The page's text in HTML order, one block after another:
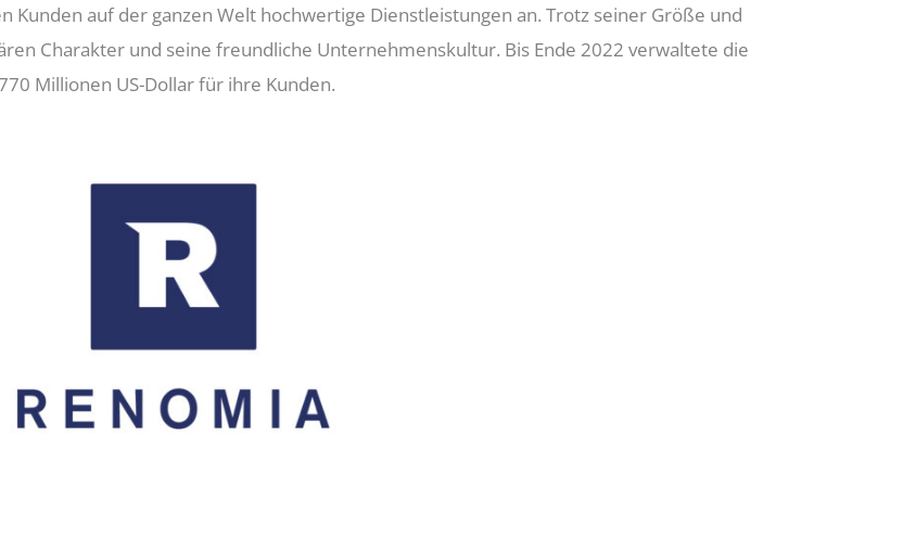
Kunden auf der ganzen Welt hochwertige Dienstleistungen an. Trotz seiner Größe und
Charakter und seine freundliche Unternehmenskultur. Bis Ende 2022 verwaltete die
Millionen US-Dollar für ihre Kunden.